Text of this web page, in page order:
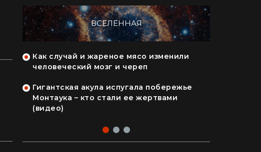
ВСЕЛЕННАЯ
Как случай и жареное мясо изменили
человеческий мозг и череп
Гигантская акула испугала побережье
Монтаука – кто стали ее жертвами
(видео)